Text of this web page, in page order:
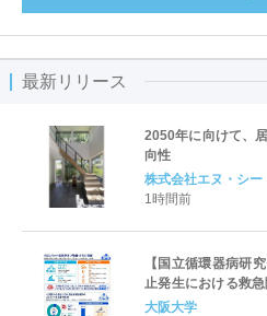
最新リリース
2050年に向けて、
向性
株式会社エヌ・シー
1時間前
【国立循環器病研
止発生における救
パッド装着と良好な
大阪大学